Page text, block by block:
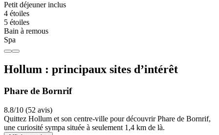
Petit déjeuner inclus
4 étoiles
5 étoiles
Bain à remous
Spa
Hollum : principaux sites d’intérêt
Phare de Bornrif
8.8/10 (52 avis)
Quittez Hollum et son centre-ville pour découvrir Phare de Bornrif,
une curiosité sympa située à seulement 1,4 km de là.